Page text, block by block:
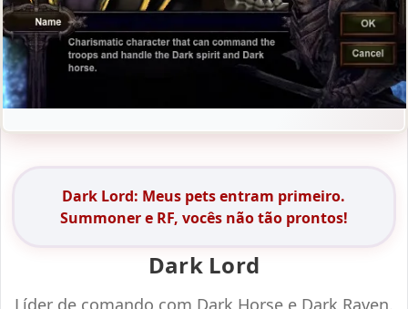
Dark Lord: Meus pets entram primeiro.
Summoner e RF, vocês não tão prontos!
Dark Lord
Líder de comando com Dark Horse e Dark Raven.